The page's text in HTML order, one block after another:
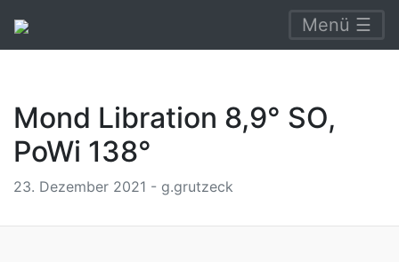
Menü ☰
Mond Libration 8,9° SO,
PoWi 138°
23. Dezember 2021 - g.grutzeck